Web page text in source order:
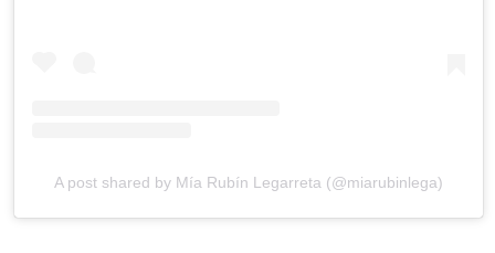
A post shared by Mía Rubín Legarreta (@miarubinlega)